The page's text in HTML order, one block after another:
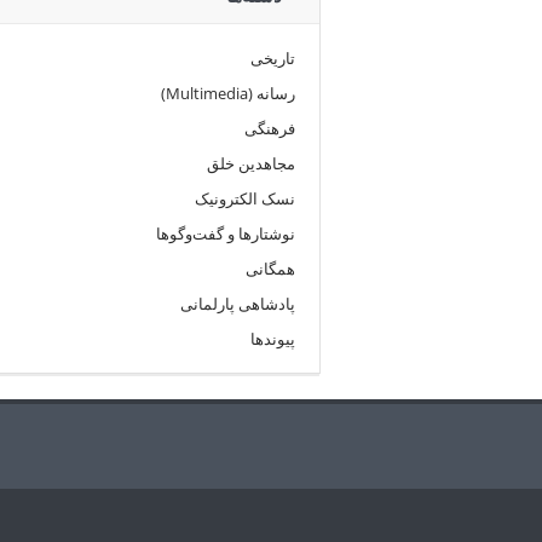
تاریخی
رسانه (Multimedia)
فرهنگی
مجاهدین خلق
نسک الکترونیک
نوشتارها و گفت‌وگوها
همگانی
پادشاهی پارلمانی
پیوندها